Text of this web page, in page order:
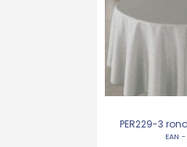
PER229-3
EAN -